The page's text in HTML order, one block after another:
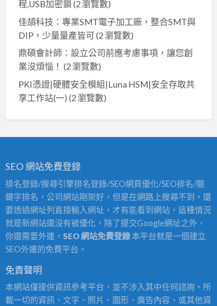
程,USB加密鎖 (2 瀏覽數)
佳頡科技：專業SMT電子加工廠，整合SMT與
DIP，少量量產皆可 (2 瀏覽數)
鼎碩會計師：設立公司前應考慮事項，讓您創
業沒煩惱！ (2 瀏覽數)
PKI憑證|硬體安全模組|Luna HSM|安全存取共
享工作站(一) (2 瀏覽數)
SEO 網站免費登錄
排名登錄/搜尋引擎排名登錄/SEO網頁優化/SEO排名/關
鍵字排名，公司網站剛架好，但是在網路上搜尋不到，還
要透過網址列直接輸入網址，才有能看到網站，這種情況
就是新網站還沒有被優化，除了提交Google網址之外，
你還需要外連， SEO 網站免費登錄本平台就是一個建立
SEO外連的免費平台。
免責聲明
本網站僅提供資訊參考平台，並不涉入其中任何諮詢。所
載一切的資訊、文字、照片、圖形、廣告內容、或其他資